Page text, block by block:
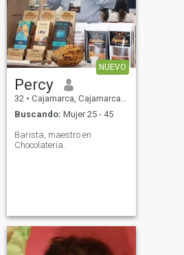
NUEVO
Percy
32 • Cajamarca, Cajamarca, Perú
Buscando: Mujer 25 - 45
Barista, maestro en
Chocolatería.